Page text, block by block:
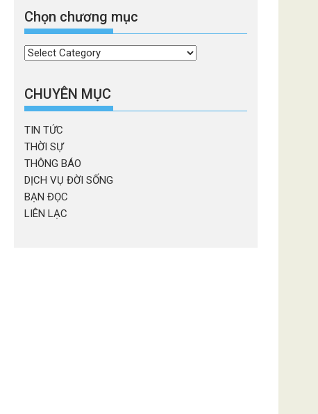
Chọn chương mục
Chọn
mục
CHUYÊN MỤC
TIN TỨC
THỜI SỰ
THÔNG BÁO
DỊCH VỤ ĐỜI SỐNG
BẠN ĐỌC
LIÊN LẠC